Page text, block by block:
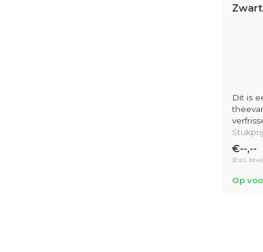
Dit is
€--,--
(Excl. btw)
Op